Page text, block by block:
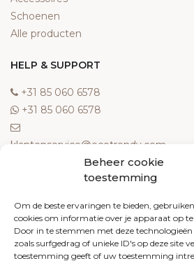
Beheer cookie
toestemming
Om de beste ervaringen te bieden,
cookies om informatie over je apparaat op
Door in te stemmen met deze
zoals surfgedrag of unieke ID's op deze site
toestemming geeft of uw toestemming
Schoenen
Alle producten
HELP & SUPPORT
‎+31 85 060 6578
‎+31 85 060 6578
klantenservice@ecotrendy.com
Meest gestelde vragen
Contact
Algemene voorwaarden
Retourneren